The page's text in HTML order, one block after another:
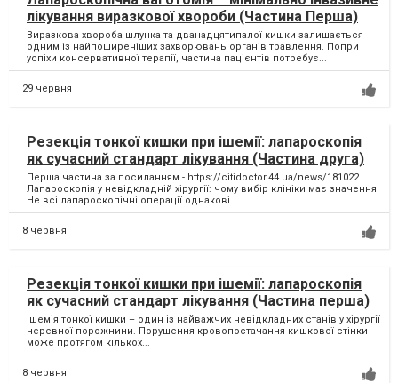
лікування виразкової хвороби (Частина Перша)
Виразкова хвороба шлунка та дванадцятипалої кишки залишається
одним із найпоширеніших захворювань органів травлення. Попри
успіхи консервативної терапії, частина пацієнтів потребує...
29 червня
Резекція тонкої кишки при ішемії: лапароскопія
як сучасний стандарт лікування (Частина друга)
Перша частина за посиланням - https://citidoctor.44.ua/news/181022
Лапароскопія у невідкладній хірургії: чому вибір клініки має значення
Не всі лапароскопічні операції однакові....
8 червня
Резекція тонкої кишки при ішемії: лапароскопія
як сучасний стандарт лікування (Частина перша)
Ішемія тонкої кишки – один із найважчих невідкладних станів у хірургії
черевної порожнини. Порушення кровопостачання кишкової стінки
може протягом кількох...
8 червня